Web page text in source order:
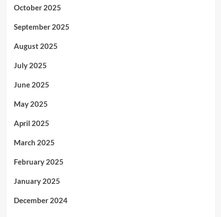
October 2025
September 2025
August 2025
July 2025
June 2025
May 2025
April 2025
March 2025
February 2025
January 2025
December 2024